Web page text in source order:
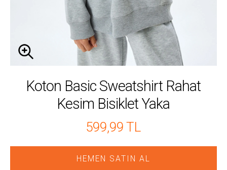
Koton Basic Sweatshirt Rahat
Kesim Bisiklet Yaka
599,99 TL
HEMEN SATIN AL